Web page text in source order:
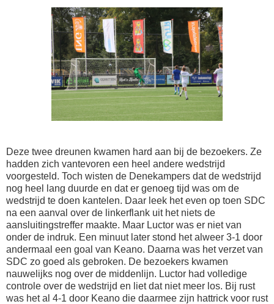
Deze twee dreunen kwamen hard aan bij de bezoekers. Ze
hadden zich vantevoren een heel andere wedstrijd
voorgesteld. Toch wisten de Denekampers dat de wedstrijd
nog heel lang duurde en dat er genoeg tijd was om de
wedstrijd te doen kantelen. Daar leek het even op toen SDC
na een aanval over de linkerflank uit het niets de
aansluitingstreffer maakte. Maar Luctor was er niet van
onder de indruk. Een minuut later stond het alweer 3-1 door
andermaal een goal van Keano. Daarna was het verzet van
SDC zo goed als gebroken. De bezoekers kwamen
nauwelijks nog over de middenlijn. Luctor had volledige
controle over de wedstrijd en liet dat niet meer los. Bij rust
was het al 4-1 door Keano die daarmee zijn hattrick voor rust